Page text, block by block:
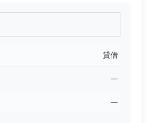
貸借
―
―